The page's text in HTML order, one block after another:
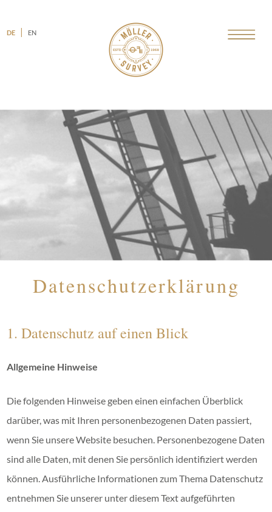
DE EN
Datenschutzerklärung
1. Datenschutz auf einen Blick
Allgemeine Hinweise
Die folgenden Hinweise geben einen einfachen Überblick
darüber, was mit Ihren personenbezogenen Daten passiert,
wenn Sie unsere Website besuchen. Personenbezogene Daten
sind alle Daten, mit denen Sie persönlich identifiziert werden
können. Ausführliche Informationen zum Thema Datenschutz
entnehmen Sie unserer unter diesem Text aufgeführten